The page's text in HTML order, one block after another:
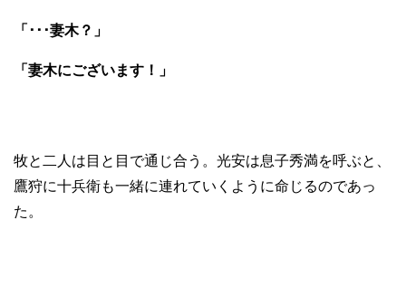
「･･･妻木？」
「妻木にございます！」
牧と二人は目と目で通じ合う。光安は息子秀満を呼ぶと、
鷹狩に十兵衛も一緒に連れていくように命じるのであっ
た。